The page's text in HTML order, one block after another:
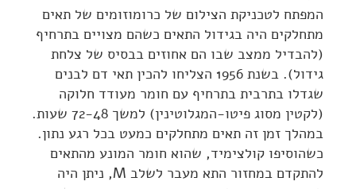
המפתח לטכניקת הצילום של כרומוזומים של תאים
מתחלקים היה בגידול התאים כשהם מצויים בתרחיף
(להבדיל ממצב שבו הם אחוזים בבסיס של צלחת
גידול). בשנת 1956 הצליחו להכין תאי דם לבנים
שגדלו בתרבית בתרחיף עם חומר מעודד חלוקה
(לקטין מסוג פיטו-המגלוטינין) למשך 72-48 שעות.
במהלך זמן זה תאים מתחלקים כמעט בכל רגע נתון.
כשהוסיפו קולצימיד, שהוא חומר המונע מהתאים
להתקדם במחזור התא מעבר לשלב M, ניתן היה